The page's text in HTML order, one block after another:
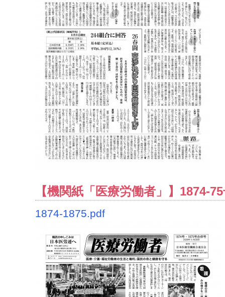
【機関紙「医療労働者」】1874-
1874-1875.pdf